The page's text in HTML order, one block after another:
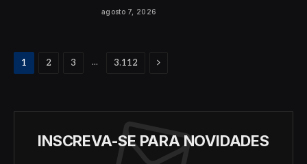
agosto 7, 2026
1 2 3 ... 3.112 Proximo
INSCREVA-SE PARA NOVIDADES